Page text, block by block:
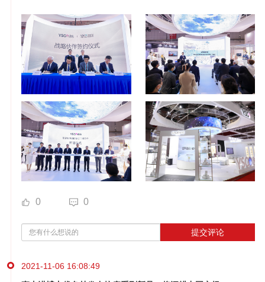
0 0
提交评论
2021-11-06 16:08:49